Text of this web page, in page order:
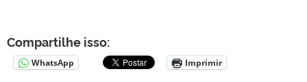
Compartilhe isso:
WhatsApp Imprimir